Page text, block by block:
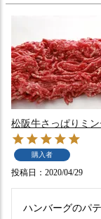
松阪牛さっぱりミ
購入者
投稿日 2020/04/29
ハンバーグのパ